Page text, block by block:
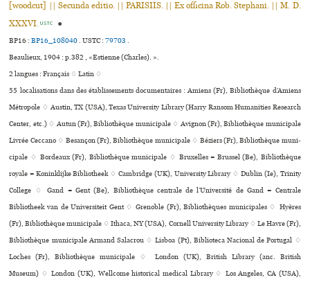
[woodcut] || Secunda editio. || PARISIIS. || Ex officina Rob. Stephani. || M. D.
XXXVI. USTC ●
BP16 :BP16_108040.USTC :79703.
Beaulieux, 1904 : p.382 , «Estienne (Charles). ».
2 langues :Français ♢Latin ♢
55 localisations dans des établissements documentaires : Amiens (Fr), Bibliothèque d’Amiens
Métropole ♢ Austin, TX (USA), Texas University Library (Harry Ransom Humanities Research
Center, etc.) ♢ Autun (Fr), Bibliothèque muni­ci­pale ♢ Avignon (Fr), Bibliothèque muni­ci­pale
Livrée Ceccano ♢ Besançon (Fr), Bibliothèque muni­ci­pale ♢ Béziers (Fr), Bibliothèque muni­
ci­pale ♢ Bordeaux (Fr), Bibliothèque muni­ci­pale ♢ Bruxelles = Brussel (Be), Bibliothèque
royale = Koninklijke Bibliotheek ♢ Cambridge (UK), University Library ♢ Dublin (Ie), Trinity
College ♢ Gand = Gent (Be), Bibliothèque centrale de l’Université de Gand = Centrale
Bibliotheek van de Universiteit Gent ♢ Grenoble (Fr), Bibliothèques muni­ci­pa­les ♢ Hyères
(Fr), Bibliothèque muni­ci­pale ♢ Ithaca, NY (USA), Cornell University Library ♢ Le Havre (Fr),
Bibliothèque muni­ci­pale Armand Salacrou ♢ Lisboa (Pt), Biblioteca Nacional de Portugal ♢
Loches (Fr), Bibliothèque muni­ci­pale ♢ London (UK), British Library (anc. British
Museum) ♢ London (UK), Wellcome his­to­ri­cal medi­cal Library ♢ Los Angeles, CA (USA),